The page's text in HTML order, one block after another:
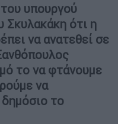
υπουργού
ότι η
να ανατεθεί σε
το να φτάνουμε
να
δημόσιο το